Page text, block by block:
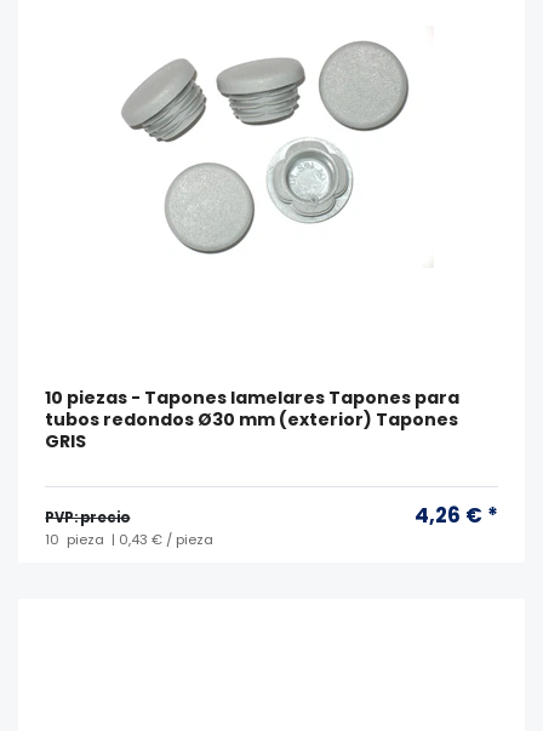
10 piezas - Tapones lamelares Tapones para
tubos redondos Ø30 mm (exterior) Tapones
GRIS
PVP: precio 4,26 € *
10 pieza | 0,43 € / pieza